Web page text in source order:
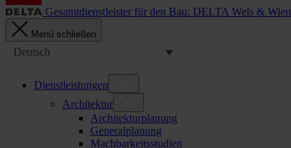
Gesamtdienstleister für den Bau: DELTA Wels & Wien
Menü schließen
Deutsch
Dienstleistungen
Architektur
Architekturplanung
Generalplanung
Machbarkeitsstudien